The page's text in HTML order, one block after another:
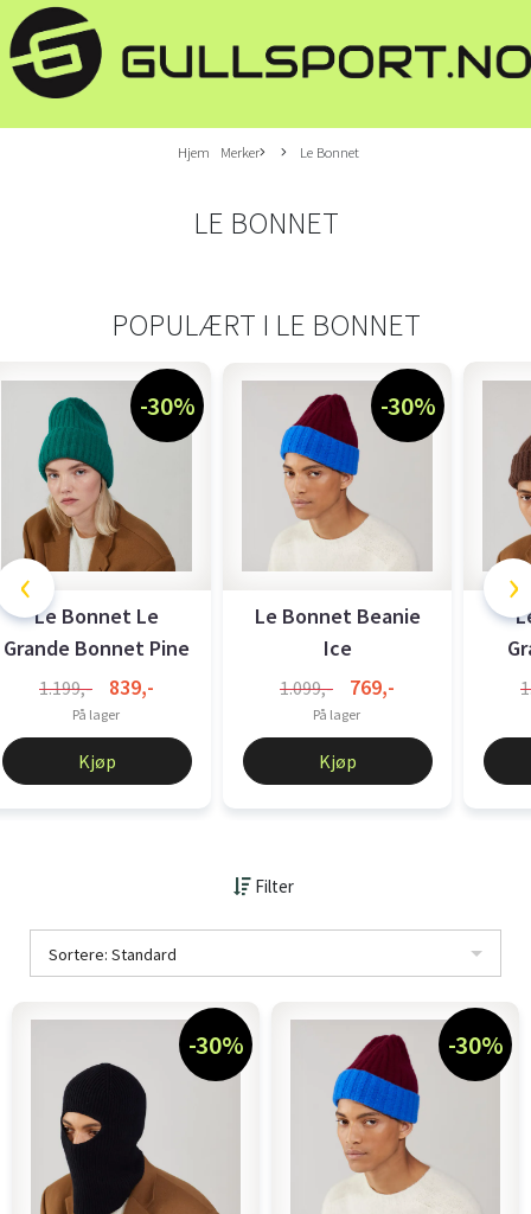
Hjem Merker Le Bonnet
LE BONNET
POPULÆRT I LE BONNET
-30%
Le Bonnet Le
Grande Bonnet Pine
1.199,- 839,-
På lager
Kjøp
-30%
Le Bonnet Beanie
Ice
1.099,- 769,-
På lager
Kjøp
‹ ›
Filter
Sortere: Standard
-30% -30%